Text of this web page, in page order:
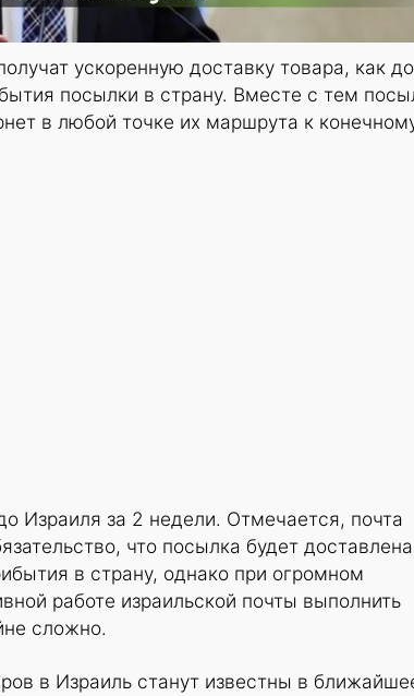
ускоренную доставку товара, как до
посылки в страну. Вместе с тем
в любой точке их маршрута к
Израиля за 2 недели. Отмечается, почта
что посылка будет
в страну, однако при огромном
работе израильской почты выполнить
сложно.
в Израиль станут известны в